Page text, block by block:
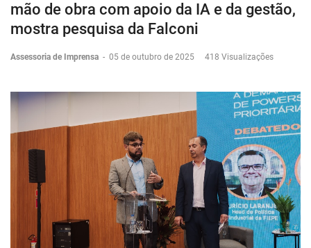
mão de obra com apoio da IA e da gestão,
mostra pesquisa da Falconi
Assessoria de Imprensa - 05 de outubro de 2025 418 Visualizações